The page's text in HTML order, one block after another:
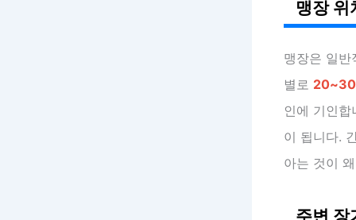
맹장 위
맹장은 일
별로
인에 기인
이 됩니다.
아는 것이
주변 장